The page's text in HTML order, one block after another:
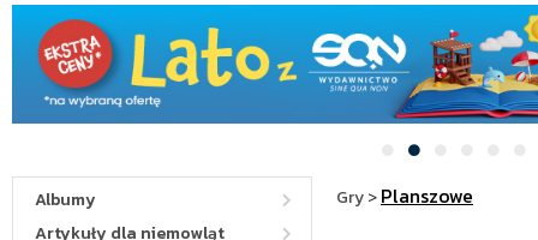
Albumy
Artykuły dla niemowląt
Gry>Planszowe